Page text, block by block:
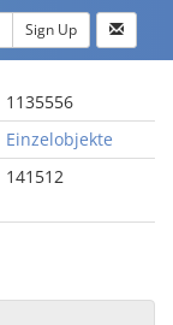
Sign Up
1135556
Einzelobjekte
141512